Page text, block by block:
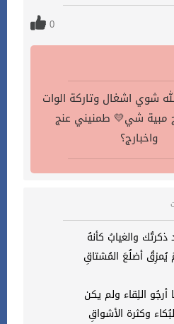
0
شوي اشغال وتاركة الوات
مبية شي💛 طمنيني عنج
واخبارج؟
ذكرتُك والغيابُ كأنهُ
أضلُعَ المُشتاقِ
أرجُو اللِقاء ولم يكن
وكثرة الأشواقِ